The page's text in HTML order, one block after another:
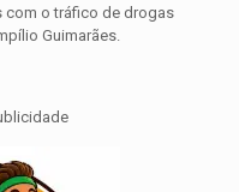
com o tráfico de drogas
Guimarães.